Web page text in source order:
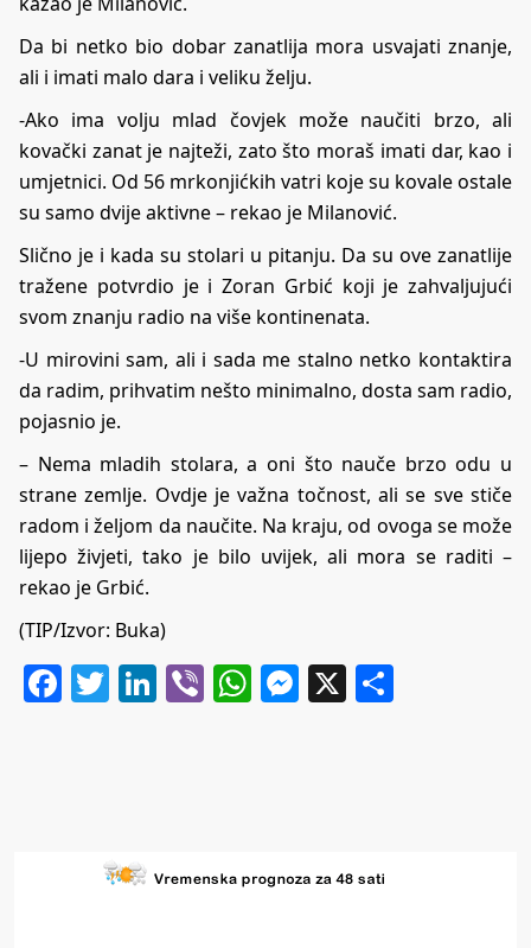
Da bi netko bio dobar zanatlija mora usvajati znanje,
ali i imati malo dara i veliku želju.
-Ako ima volju mlad čovjek može naučiti brzo, ali
kovački zanat je najteži, zato što moraš imati dar, kao i
umjetnici. Od 56 mrkonjićkih vatri koje su kovale ostale
su samo dvije aktivne – rekao je Milanović.
Slično je i kada su stolari u pitanju. Da su ove zanatlije
tražene potvrdio je i Zoran Grbić koji je zahvaljujući
svom znanju radio na više kontinenata.
-U mirovini sam, ali i sada me stalno netko kontaktira
da radim, prihvatim nešto minimalno, dosta sam radio,
pojasnio je.
– Nema mladih stolara, a oni što nauče brzo odu u
strane zemlje. Ovdje je važna točnost, ali se sve stiče
radom i željom da naučite. Na kraju, od ovoga se može
lijepo živjeti, tako je bilo uvijek, ali mora se raditi –
rekao je Grbić.
(TIP/Izvor: Buka)
Facebook
Twitter
LinkedIn
ViberWhatsApp
Messenger
X